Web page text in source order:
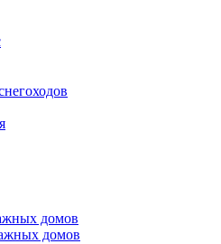
домов
домов